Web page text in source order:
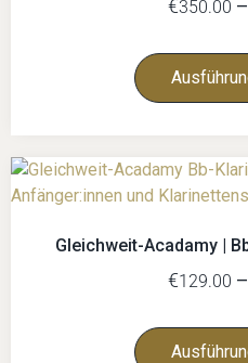
€350.00 –
Gleichweit-Acadamy |
€129.00 –